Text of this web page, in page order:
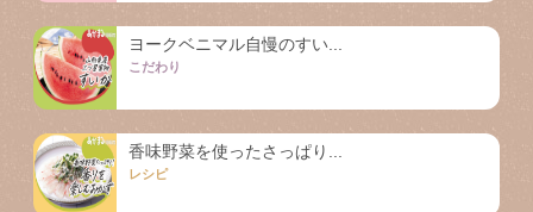
ヨークベニマル自慢のすい...
こだわり
香味野菜を使ったさっぱり...
レシピ